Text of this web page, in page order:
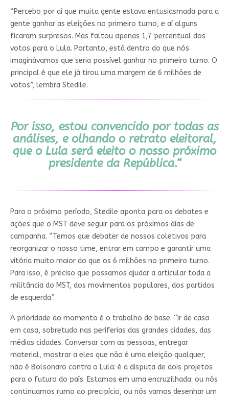
“Percebo por aí que muita gente estava entusiasmada para a
gente ganhar as eleições no primeiro turno, e aí alguns
ficaram surpresos. Mas faltou apenas 1,7 percentual dos
votos para o Lula. Portanto, está dentro do que nós
imaginávamos que seria possível ganhar no primeiro turno. O
principal é que ele já tirou uma margem de 6 milhões de
votos”, lembra Stedile.
Por isso, estou convencido por todas as
análises, e olhando o retrato eleitoral,
que o Lula será eleito o nosso próximo
presidente da República.“
Para o próximo período, Stedile aponta para os debates e
ações que o MST deve seguir para os próximos dias de
campanha. “Temos que debater de nossos coletivos para
reorganizar o nosso time, entrar em campo e garantir uma
vitória muito maior do que os 6 milhões no primeiro turno.
Para isso, é preciso que possamos ajudar a articular toda a
militância do MST, dos movimentos populares, dos partidos
de esquerda”.
A prioridade do momento é o trabalho de base. “Ir de casa
em casa, sobretudo nas periferias das grandes cidades, das
médias cidades. Conversar com as pessoas, entregar
material, mostrar a eles que não é uma eleição qualquer,
não é Bolsonaro contra o Lula: é a disputa de dois projetos
para o futuro do país. Estamos em uma encruzilhada: ou nós
continuamos rumo ao precipício, ou nós vamos desenhar um